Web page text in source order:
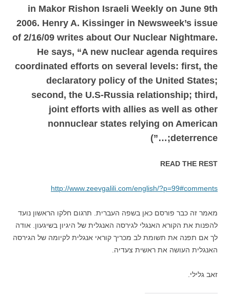
in Makor Rishon Israeli Weekly on June 9th
2006. Henry A. Kissinger in Newsweek’s issue
of 2/16/09 writes about Our Nuclear Nightmare.
He says, “A new nuclear agenda requires
coordinated efforts on several levels: first, the
declaratory policy of the United States;
second, the U.S-Russia relationship; third,
joint efforts with allies as well as other
nonnuclear states relying on American
deterrence;…”)
READ THE REST
http://www.zeevgalili.com/english/?p=99#comments
מאמר זה כבר פורסם כאן בשפה העברית. תרגום חלקו הראשון נועד
להפנות את הקורא האנגלי לגירסה האנגלית של היגיון בשיגעון. אודה
לך אם תפנה את תשומת לב מכריך קוראי אנגלית לקיומה של הגירסה
האנגלית העושה את ראשית צעדיה.
זאב גלילי.